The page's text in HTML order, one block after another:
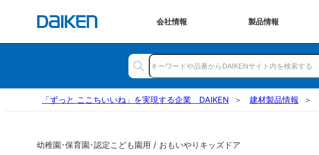
会社情報 製品情報
「ずっと ここちいいね」を実現する企業 DAIKEN 建材製品情報
幼稚園･保育園･認定こども園用 / おもいやりキッズドア